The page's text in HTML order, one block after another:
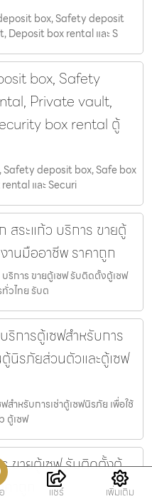
box, Safety deposit
Deposit box rental และ S
box, Safety
Private vault,
box rental ตู้
Safety deposit box, Safe box
และ Securi
สระแก้ว บริการ ขายตู้
นมืออาชีพ ราคาถูก
ริการ ขายตู้เซฟ รับติดตั้งตู้เซฟ
วไทย รับต
ริการตู้เซฟสำหรับการ
ตู้นิรภัยส่วนตัวและตู้เซฟ
สำหรับการเช่าตู้เซฟนิรภัย เพื่อใช้
ตู้เซฟ
ขายตู้เซฟ รับติดตั้งตู้
ถูก
แชร์ เพิ่มเติม